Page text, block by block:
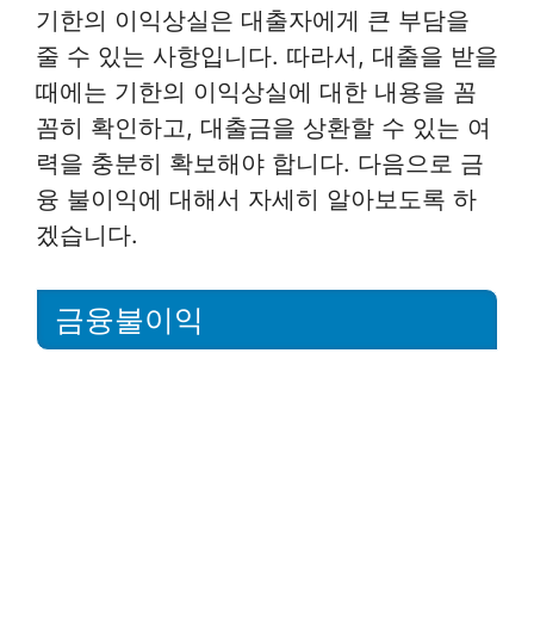
기한의 이익상실은 대출자에게 큰 부담을
줄 수 있는 사항입니다. 따라서, 대출을 받을
때에는 기한의 이익상실에 대한 내용을 꼼
꼼히 확인하고, 대출금을 상환할 수 있는 여
력을 충분히 확보해야 합니다. 다음으로 금
융 불이익에 대해서 자세히 알아보도록 하
겠습니다.
금융불이익